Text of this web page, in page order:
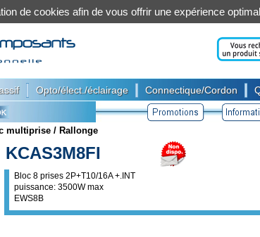
Opto/élect./éclairage Connectique/Cordon
multiprise / Rallonge
KCAS3M8FI
Bloc 8 prises 2P+T10/16A +.INT
puissance: 3500W max
EWS8B
de cookies afin de vous offrir une expérience